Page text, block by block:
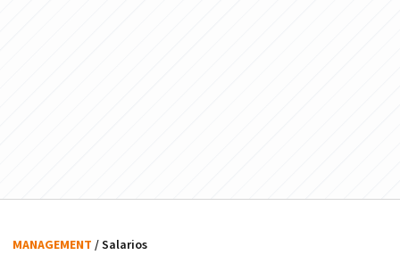
MANAGEMENT / Salarios